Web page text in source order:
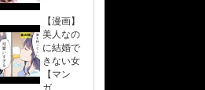
【漫画】
美人なの
に結婚で
きない女
【マン
ガ...